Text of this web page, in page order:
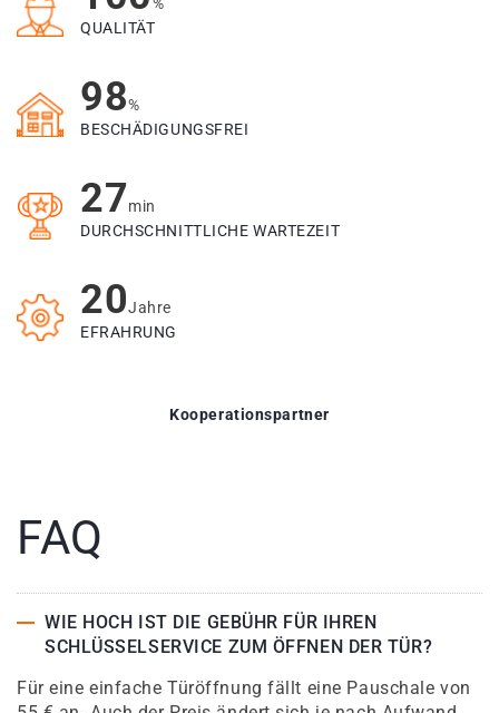
%
QUALITÄT
98%
BESCHÄDIGUNGSFREI
27min
DURCHSCHNITTLICHE WARTEZEIT
20Jahre
EFRAHRUNG
Kooperationspartner
FAQ
WIE HOCH IST DIE GEBÜHR FÜR IHREN
SCHLÜSSELSERVICE ZUM ÖFFNEN DER TÜR?
Für eine einfache Türöffnung fällt eine Pauschale von